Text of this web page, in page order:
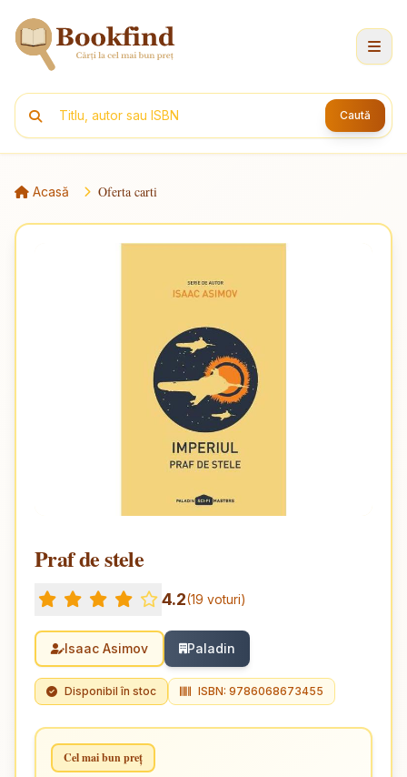
Caută
Acasă Oferta carti
Praf de stele
4.2(19 voturi)
Isaac Asimov Paladin
Disponibil în stoc ISBN: 9786068673455
Cel mai bun preț